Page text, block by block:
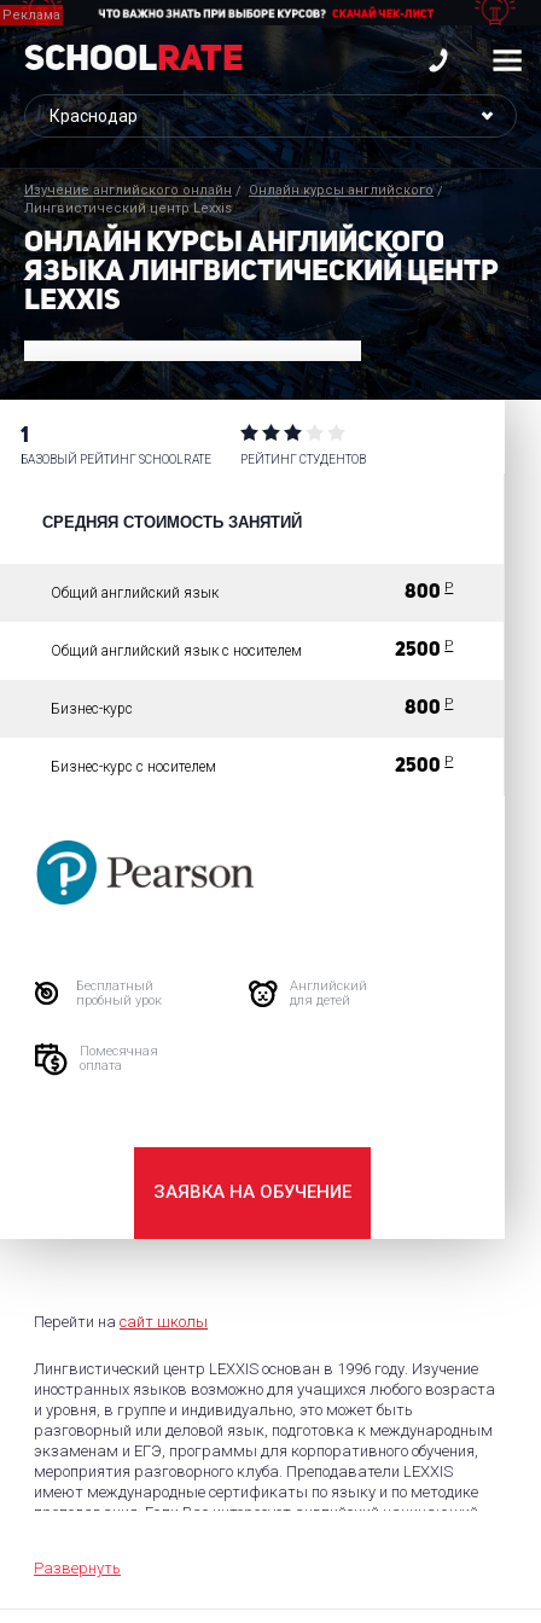
School Rate
Изучение английского онлайн
Онлайн курсы английского
Лингвистический центр Lexxis
ОНЛАЙН КУРСЫ АНГЛИЙСКОГО
ЯЗЫКА ЛИНГВИСТИЧЕСКИЙ ЦЕНТР
LEXXIS
1
БАЗОВЫЙ РЕЙТИНГ SCHOOLRATE РЕЙТИНГ СТУДЕНТОВ
СРЕДНЯЯ СТОИМОСТЬ ЗАНЯТИЙ
Общий английский язык 800 P
Общий английский язык с носителем 2500 P
Бизнес-курс 800 P
Бизнес-курс с носителем 2500 P
Бесплатный
пробный урок
Английский
для детей
Помесячная
оплата
ЗАЯВКА НА ОБУЧЕНИЕ
Перейти на сайт школы
Лингвистический центр LEXXIS основан в 1996 году. Изучение
иностранных языков возможно для учащихся любого возраста
и уровня, в группе и индивидуально, это может быть
разговорный или деловой язык, подготовка к международным
экзаменам и ЕГЭ, программы для корпоративного обучения,
мероприятия разговорного клуба. Преподаватели LEXXIS
имеют международные сертификаты по языку и по методике
преподавания. Если Вас интересует английский начинающий
модель реального общения, при этом каждое занятие в
восприятия речи. На всех уровнях подачи материала
Развернуть